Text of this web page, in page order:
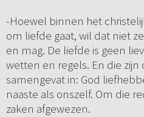
-Hoewel binnen het
om liefde gaat, wil dat niet
en mag. De liefde is geen
wetten en regels. En die
samengevat in: God
naaste als onszelf. Om die
zaken afgewezen.